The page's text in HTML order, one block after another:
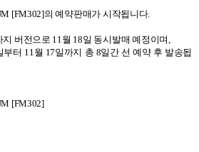
[FM302]의 예약판매가 시작됩니다.
지 버전으로 11월 18일 동시발매 예정이며,
부터 11월 17일까지 총 8일간 선 예약 후 발송됩
[FM302]